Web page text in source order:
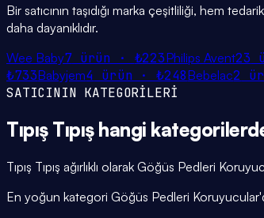
Bir satıcının taşıdığı marka çeşitliliği, hem
daha dayanıklıdır.
Wee Baby7ürün · ₺223Philips Avent23
₺733Babyjem4 ürün · ₺248Bebelac2
SATICININ KATEGORİLERİ
Tıpış Tıpışhangi
Tıpış Tıpış ağırlıklı olarak Göğüs Pedleri
En yoğun kategori Göğüs Pedleri